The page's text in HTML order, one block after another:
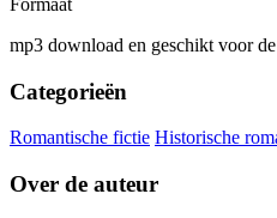
mp3 download en geschikt voor
Categorieën
Romantische fictie Historische
Over de auteur